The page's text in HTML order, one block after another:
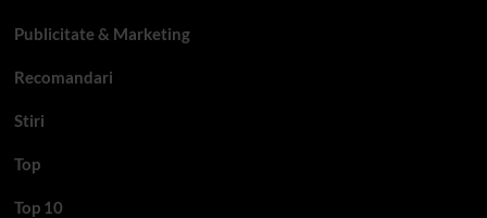
Publicitate & Marketing
Recomandari
Stiri
Top
Top 10